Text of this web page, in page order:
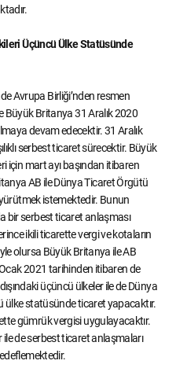
Üçüncü Ülke Statüsünde
Avrupa Birliği’nden resmen
Büyük Britanya 31 Aralık 2020
devam edecektir. 31 Aralık
serbest ticaret sürecektir. Büyük
için mart ayı başından itibaren
AB ile Dünya Ticaret Örgütü
istemektedir. Bunun
bir serbest ticaret anlaşması
ikili ticarette vergi ve kotaların
olursa Büyük Britanya ile AB
2021 tarihinden itibaren de
üçüncü ülkeler ile de Dünya
ülke statüsünde ticaret yapacaktır.
gümrük vergisi uygulayacaktır.
de serbest ticaret anlaşmaları